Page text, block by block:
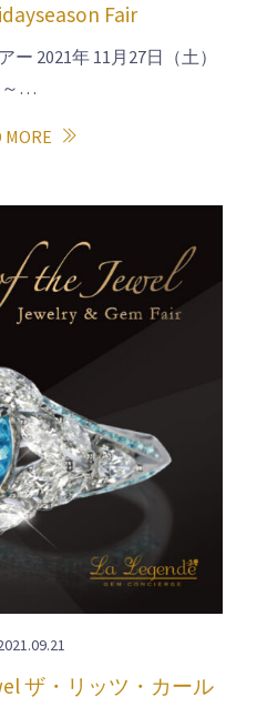
Fair
2021年 11月27日（土）
～…
MORE
ザ・リッツ・カール